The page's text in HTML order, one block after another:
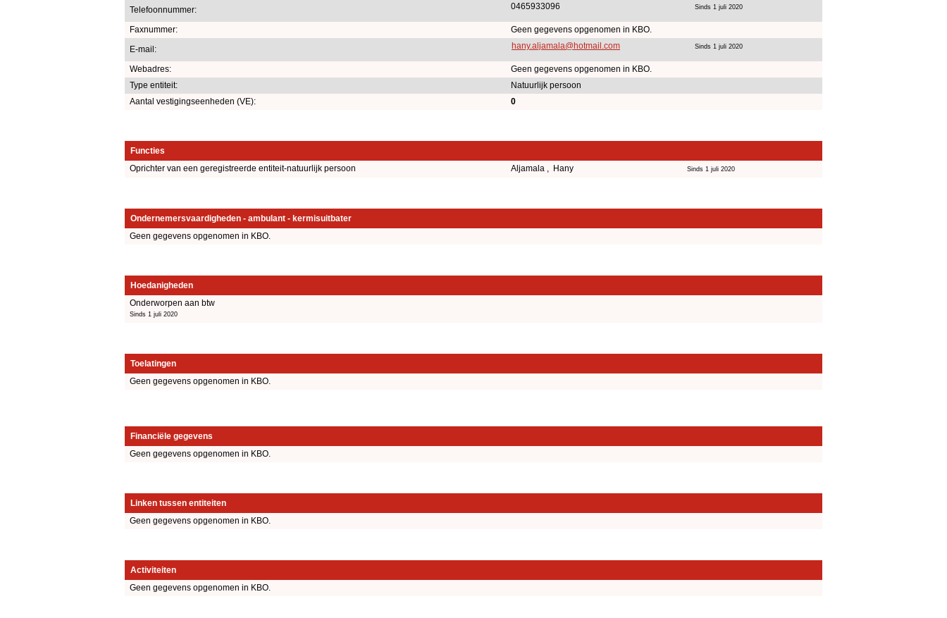
Telefoonnummer: 0465933096 Sinds 1 juli 2020
Faxnummer:
Geen gegevens opgenomen in KBO.
E-mail:
hany.aljamala@hotmail.com Sinds 1 juli 2020
Webadres:
Geen gegevens opgenomen in KBO.
Type entiteit:
Natuurlijk persoon
Aantal vestigingseenheden (VE):
0
Functies
Oprichter van een geregistreerde entiteit-natuurlijk persoon
Aljamala , Hany Sinds 1 juli 2020
Ondernemersvaardigheden - ambulant - kermisuitbater
Geen gegevens opgenomen in KBO.
Hoedanigheden
Onderworpen aan btw
Sinds 1 juli 2020
Toelatingen
Geen gegevens opgenomen in KBO.
Financiële gegevens
Geen gegevens opgenomen in KBO.
Linken tussen entiteiten
Geen gegevens opgenomen in KBO.
Activiteiten
Geen gegevens opgenomen in KBO.